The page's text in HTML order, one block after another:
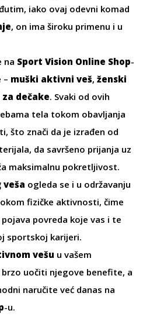
iako ovaj odevni komad
, on ima široku primenu i u
na Sport Vision Online Shop-
– muški aktivni veš, ženski
dečake. Svaki od ovih
tela tokom obavljanja
što znači da je izrađen od
da savršeno prijanja uz
maksimalnu pokretljivost.
ogleda se i u održavanju
fizičke aktivnosti, čime
povreda koje vas i te
sportskoj karijeri.
vešu u vašem
uočiti njegove benefite, a
naručite već danas na
-u.